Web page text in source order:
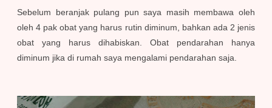
Sebelum beranjak pulang pun saya masih membawa oleh
oleh 4 pak obat yang harus rutin diminum, bahkan ada 2 jenis
obat yang harus dihabiskan. Obat pendarahan hanya
diminum jika di rumah saya mengalami pendarahan saja.